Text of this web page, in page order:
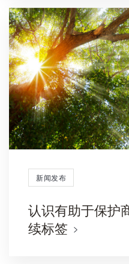
新闻发布
认识有助于保护
续标签